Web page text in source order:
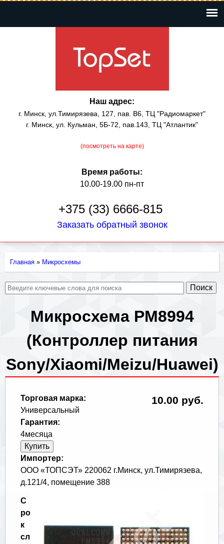
содержанию
Наш адрес:
г. Минск, ул.Тимирязева, 127, пав. В6, ТЦ "Радиомаркет"
г. Минск, ул. Кульман, 5Б-72, пав.143, ТЦ "Атлантик"
(посмотреть на карте)
Время работы:
10.00-19.00 пн-пт
+375 (33) 6666-815
Заказать обратный звонок
Вы
здесь
Главная » Микросхемы
Микросхема PM8994
(Контроллер питания
Sony/Xiaomi/Meizu/Huawei)
10.00 руб.
Торговая марка:
Универсальный
Гарантия:
4месяца
Импортер:
ООО «ТОПСЭТ» 220062 г.Минск, ул.Тимирязева,
д.121/4, помещение 388
С
ро
к
сл